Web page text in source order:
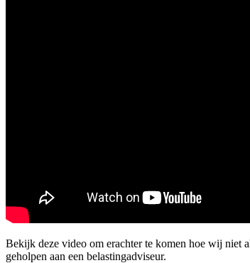
Bekijk deze video om erachter te komen hoe wij niet
geholpen aan een belastingadviseur.